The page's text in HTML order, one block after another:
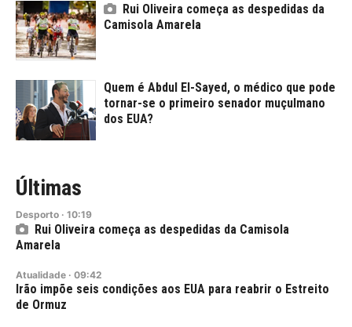
Rui Oliveira começa as despedidas da
Camisola Amarela
Quem é Abdul El-Sayed, o médico que pode
tornar-se o primeiro senador muçulmano
dos EUA?
Últimas
Desporto · 10:19
Rui Oliveira começa as despedidas da Camisola
Amarela
Atualidade · 09:42
Irão impõe seis condições aos EUA para reabrir o Estreito
de Ormuz